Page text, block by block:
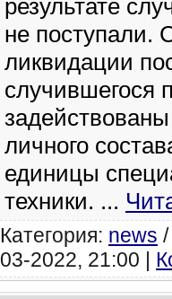
результате
не поступали.
ликвидации
случившегося
личного
единицы
техники. ...
Категория: news
03-2022, 21:00 |